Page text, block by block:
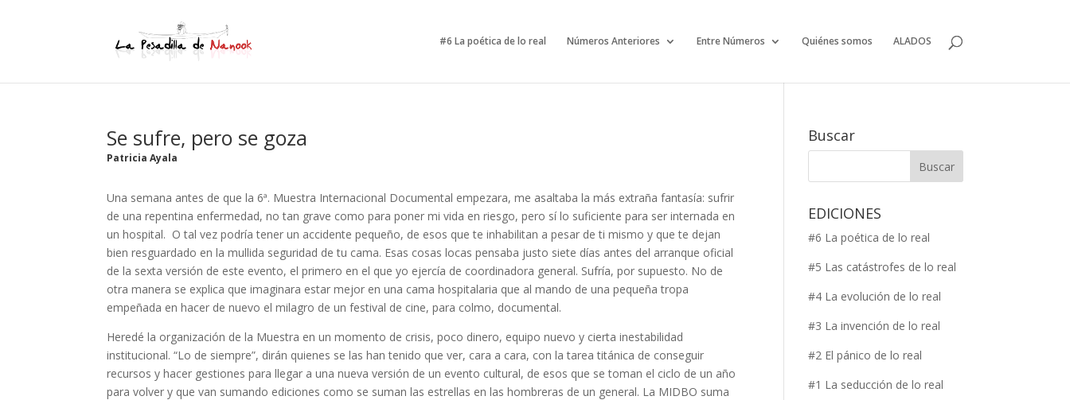
#6 La poética de lo real Números Anteriores Entre Números Quiénes somos ALADOS
Se sufre, pero se goza
Patricia Ayala
Una semana antes de que la 6ª. Muestra Internacional Documental empezara, me asaltaba la más extraña fantasía: sufrir
de una repentina enfermedad, no tan grave como para poner mi vida en riesgo, pero sí lo suficiente para ser internada en
un hospital. O tal vez podría tener un accidente pequeño, de esos que te inhabilitan a pesar de ti mismo y que te dejan
bien resguardado en la mullida seguridad de tu cama. Esas cosas locas pensaba justo siete días antes del arranque oficial
de la sexta versión de este evento, el primero en el que yo ejercía de coordinadora general. Sufría, por supuesto. No de
otra manera se explica que imaginara estar mejor en una cama hospitalaria que al mando de una pequeña tropa
empeñada en hacer de nuevo el milagro de un festival de cine, para colmo, documental.
Heredé la organización de la Muestra en un momento de crisis, poco dinero, equipo nuevo y cierta inestabilidad
institucional. “Lo de siempre”, dirán quienes se las han tenido que ver, cara a cara, con la tarea titánica de conseguir
recursos y hacer gestiones para llegar a una nueva versión de un evento cultural, de esos que se toman el ciclo de un año
para volver y que van sumando ediciones como se suman las estrellas en las hombreras de un general. La MIDBO suma
Buscar
EDICIONES
#6 La poética de lo real
#5 Las catástrofes de lo real
#4 La evolución de lo real
#3 La invención de lo real
#2 El pánico de lo real
#1 La seducción de lo real